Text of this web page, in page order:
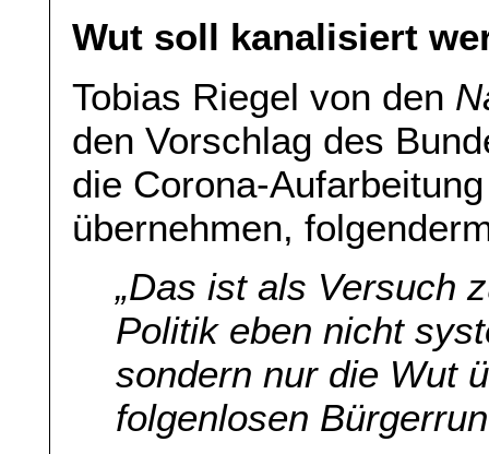
Wut soll kanalisiert
Tobias Riegel von den
den Vorschlag des
die Corona-
übernehmen,
„Das ist als Versuch
Politik eben nicht
sondern nur die Wut
folgenlosen